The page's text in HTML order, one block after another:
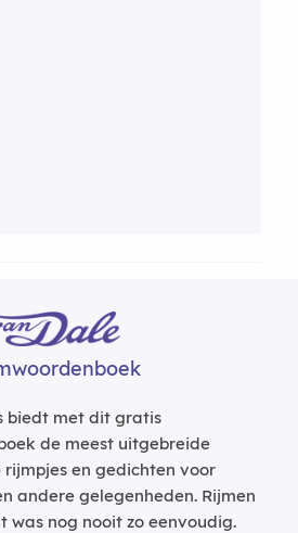
biedt met dit gratis
de meest uitgebreide
en gedichten voor
andere gelegenheden. Rijmen
was nog nooit zo eenvoudig.